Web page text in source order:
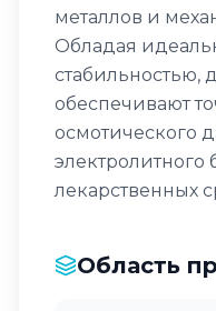
металлов и
Обладая
стабильностью,
обеспечивают
осмотического
электролитного
лекарственных
Область